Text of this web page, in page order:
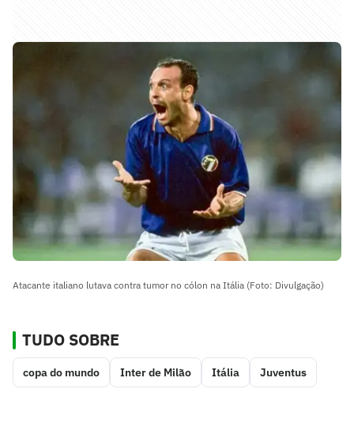
Atacante italiano lutava contra tumor no cólon na Itália (Foto: Divulgação)
TUDO SOBRE
copa do mundo Inter de Milão Itália Juventus